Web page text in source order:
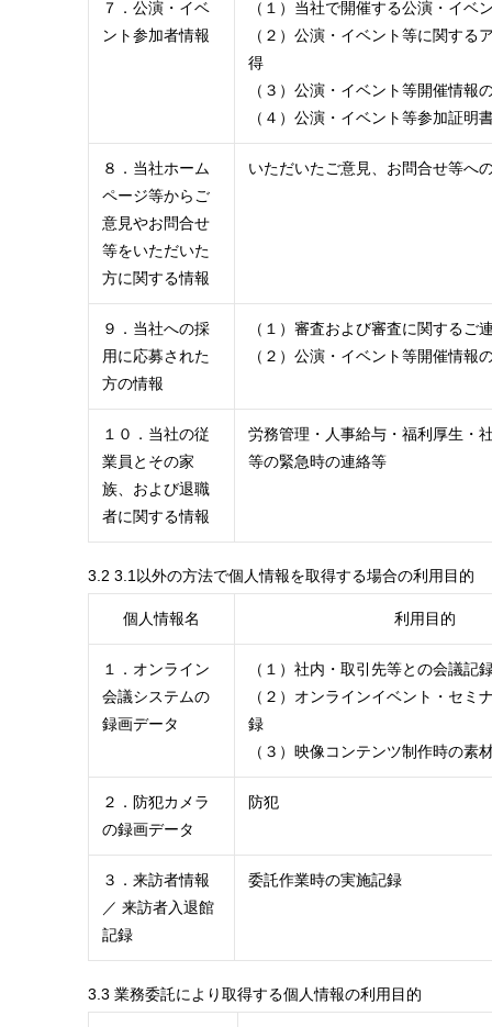
７．公演・イベ
ント参加者情報
（１）当社で開催する公演・イベ
（２）公演・イベント等に関する
得
（３）公演・イベント等開催情報
（４）公演・イベント等参加証明
８．当社ホーム
ページ等からご
意見やお問合せ
等をいただいた
方に関する情報
いただいたご意見、お問合せ等へ
９．当社への採
用に応募された
方の情報
（１）審査および審査に関するご
（２）公演・イベント等開催情報
１０．当社の従
業員とその家
族、および退職
者に関する情報
労務管理・人事給与・福利厚生・
等の緊急時の連絡等
3.2 3.1以外の方法で個人情報を取得する場合の利用目的
個人情報名 利用目的
１．オンライン
会議システムの
録画データ
（１）社内・取引先等との会議記
（２）オンラインイベント・セミ
録
（３）映像コンテンツ制作時の素
２．防犯カメラ
の録画データ
防犯
３．来訪者情報
／ 来訪者入退館
記録
委託作業時の実施記録
3.3 業務委託により取得する個人情報の利用目的